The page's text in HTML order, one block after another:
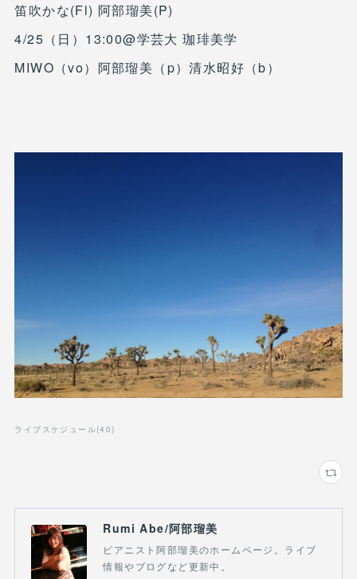
笛吹かな(Fl) 阿部瑠美(P)
4/25（日）13:00@学芸大 珈琲美学
MIWO（vo）阿部瑠美（p）清水昭好（b）
ライブスケジュール(40)
Rumi Abe/阿部瑠美
ピアニスト阿部瑠美のホームページ。ライブ
情報やブログなど更新中。